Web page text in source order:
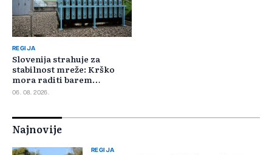
REGIJA
Slovenija strahuje za
stabilnost mreže: Krško
mora raditi barem
minimalnim kapacitetom
06. 08. 2026.
Najnovije
REGIJA